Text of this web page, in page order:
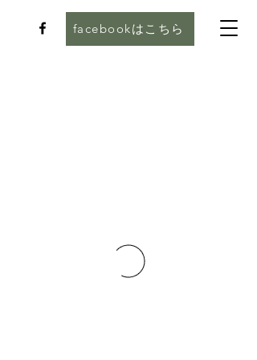
facebookはこちら